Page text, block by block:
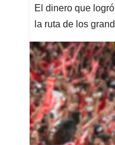
El dinero que
la ruta de los